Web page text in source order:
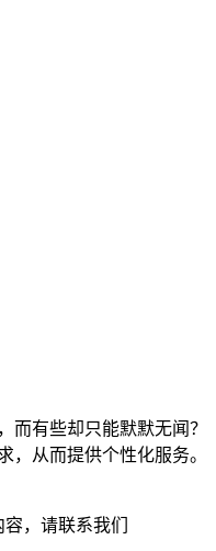
有些却只能默默无闻？
从而提供个性化服务。
，请联系我们